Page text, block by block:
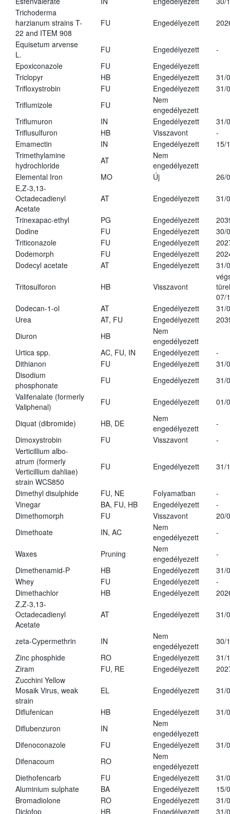
Trichoderma
harzianum strains T-
22 and ITEM 908
FU Engedélyezett
Equisetum arvense
L.
FU Engedélyezett
-
Epoxiconazole
FU
Engedélyezett
Triclopyr
HB Engedélyezett
31/
Trifloxystrobin
FU Engedélyezett
31/
Triflumizole
FU
Nem
engedélyezett
Triflumuron
IN Engedélyezett
31/
Triflusulfuron
HB Visszavont
-
Emamectin
IN Engedélyezett
15/
Trimethylamine
hydrochloride
AT
Nem
engedélyezett
Elemental Iron
MO Új
26/
E,Z-3,13-
Octadecadienyl
Acetate
AT Engedélyezett 31/
Trinexapac-ethyl PG Engedélyezett
Dodine
FU Engedélyezett
30/
Triticonazole
FU Engedélyezett
Dodemorph
FU Engedélyezett
Dodecyl acetate
AT Engedélyezett 31/
Tritosulforon HB Visszavont
07/
Dodecan-1-ol
AT Engedélyezett
31/
Urea
AT, FU Engedélyezett
Diuron
HB
Nem
engedélyezett
Urtica spp.
AC, FU, IN Engedélyezett
-
Dithianon
FU Engedélyezett
31/
Disodium
phosphonate
FU Engedélyezett
31/
Valifenalate (formerly
Valiphenal)
FU Engedélyezett 01/
Diquat (dibromide) HB, DE
Nem
engedélyezett
-
Dimoxystrobin
FU Visszavont
-
Verticillium albo-
atrum (formerly
Verticillium dahliae)
strain WCS850
FU Engedélyezett 31/
Dimethyl disulphide FU, NE Folyamatban
-
Vinegar
BA, FU, HB Engedélyezett
-
Dimethomorph
FU Visszavont
20/
Dimethoate
IN, AC
Nem
engedélyezett
-
Waxes Pruning
Nem
engedélyezett
-
Dimethenamid-P
HB Engedélyezett
31/
Whey
FU Engedélyezett
-
Dimethachlor
HB Engedélyezett
Z,Z-3,13-
Octadecadienyl
Acetate
AT Engedélyezett 31/
zeta-Cypermethrin IN
Nem
engedélyezett
30/
Zinc phosphide
RO Engedélyezett
31/
Ziram
FU, RE Engedélyezett
Zucchini Yellow
Mosaik Virus, weak
strain
EL Engedélyezett 31/
Diflufenican HB Engedélyezett
31/
Diflubenzuron
IN
Nem
engedélyezett
Difenoconazole
FU Engedélyezett
31/
Difenacoum
RO
Nem
engedélyezett
Diethofencarb
FU Engedélyezett
31/
Aluminium sulphate
BA Engedélyezett
15/
Bromadiolone
RO Engedélyezett
31/
Diclofop
HB Engedélyezett
31/